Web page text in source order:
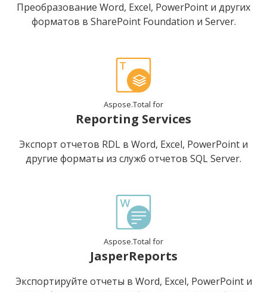
Преобразование Word, Excel, PowerPoint и других
форматов в SharePoint Foundation и Server.
Aspose.Total for
Reporting Services
Экспорт отчетов RDL в Word, Excel, PowerPoint и
другие форматы из служб отчетов SQL Server.
Aspose.Total for
JasperReports
Экспортируйте отчеты в Word, Excel, PowerPoint и